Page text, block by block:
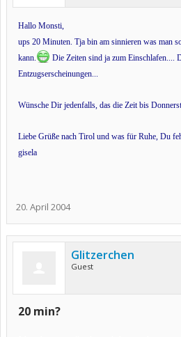
Hallo Monsti,
ups 20 Minuten. Tja bin am sinnieren was man
kann.
Die Zeiten sind ja zum Einschlafen....
Entzugserscheinungen...
Wünsche Dir jedenfalls, das die Zeit bis
Liebe Grüße nach Tirol und was für Ruhe, Du
gisela
20. April 2004
Glitzerchen
Guest
20 min?